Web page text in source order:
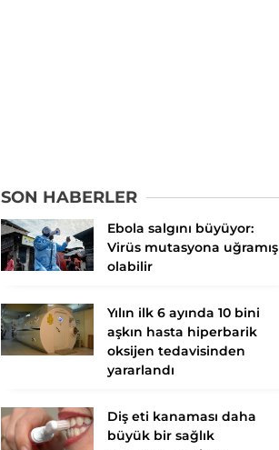
SON HABERLER
Ebola salgını büyüyor:
Virüs mutasyona uğramış
olabilir
Yılın ilk 6 ayında 10 bini
aşkın hasta hiperbarik
oksijen tedavisinden
yararlandı
Diş eti kanaması daha
büyük bir sağlık